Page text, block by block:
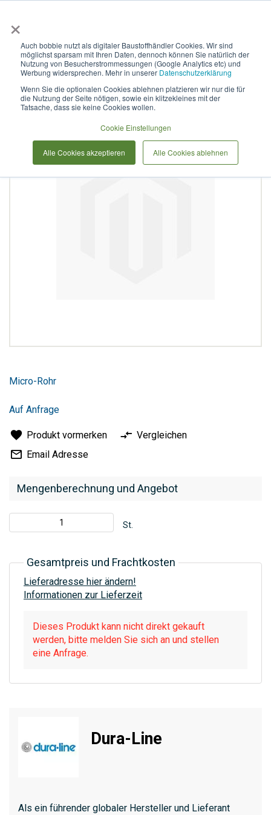
×
Auch bobbie nutzt als digitaler Baustoffhändler Cookies. Wir sind
möglichst sparsam mit Ihren Daten, dennoch können Sie natürlich der
Nutzung von Besucherstrommessungen (Google Analytics etc) und
Werbung widersprechen. Mehr in unserer Datenschutzerklärung
Wenn Sie die optionalen Cookies ablehnen platzieren wir nur die für
die Nutzung der Seite nötigen, sowie ein klitzekleines mit der
Tatsache, dass sie keine Cookies wollen.
Cookie Einstellungen
Alle Cookies akzeptieren Alle Cookies ablehnen
DuraMicro HDPE
Zum
Ende
Bildergalerie
springen
der
springen
Mengenberechnung und Angebot
St.
Gesamtpreis und Frachtkosten
Lieferadresse hier ändern!
Informationen zur Lieferzeit
Dieses Produkt kann nicht direkt gekauft
werden, bitte melden Sie sich an und stellen
eine Anfrage.
Dura-Line
Als ein führender globaler Hersteller und Lieferant
Micro-Rohr
Auf Anfrage
Produkt vormerken
Vergleichen
Email Adresse